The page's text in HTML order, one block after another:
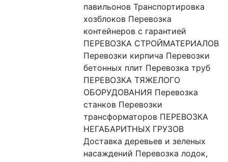
павильонов Транспортировка
хозблоков Перевозка
контейнеров с гарантией
ПЕРЕВОЗКА СТРОЙМАТЕРИАЛОВ
Перевозки кирпича Перевозки
бетонных плит Перевозка труб
ПЕРЕВОЗКА ТЯЖЕЛОГО
ОБОРУДОВАНИЯ Перевозка
станков Перевозки
трансформаторов ПЕРЕВОЗКА
НЕГАБАРИТНЫХ ГРУЗОВ
Доставка деревьев и зеленых
насаждений Перевозка лодок,